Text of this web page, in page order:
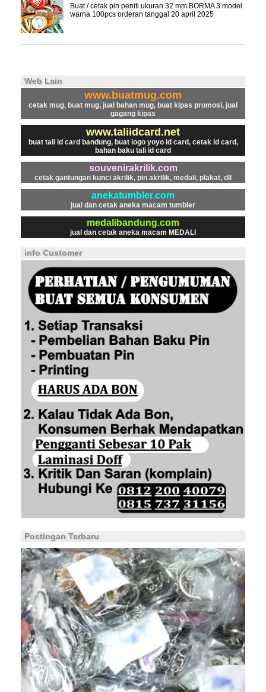
Buat / cetak pin peniti ukuran 32 mm BORMA 3 model
warna 100pcs orderan tanggal 20 april 2025
Web Lain
www.buatmug.com
cetak mug, buat mug, jual bahan mug, buat kipas promosi, jual
gagang kipas
www.taliidcard.net
buat tali id card bandung, buat logo yoyo id card, cetak id card,
bahan baku tali id card
souvenirakrilik.com
cetak gantungan kunci akrilik, pin akrilik, medali, plakat, dll
anekatumbler.com
jual dan cetak aneka macam tumbler
medalibandung.com
jual dan cetak aneka macam MEDALI
info Customer
Postingan Terbaru